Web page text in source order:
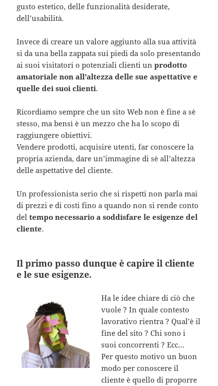
gusto estetico, delle funzionalità desiderate,
dell’usabilità.
Invece di creare un valore aggiunto alla sua attività
si da una bella zappata sui piedi da solo presentando
ai suoi visitatori o potenziali clienti unprodotto
amatoriale non all’altezza delle sue aspettative e
quelle dei suoi clienti.
Ricordiamo sempre che un sito Web non è fine a sè
stesso, ma bensì è un mezzo che ha lo scopo di
raggiungere obiettivi.
Vendere prodotti, acquisire utenti, far conoscere la
propria azienda, dare un’immagine di sè all’altezza
delle aspettative del cliente.
Un professionista serio che si rispetti non parla mai
di prezzi e di costi fino a quando non si rende conto
deltempo necessario a soddisfare le esigenze del
cliente.
Il primo passo dunque è capire il cliente
e le sue esigenze.
Ha le idee chiare di ciò che
vuole ? In quale contesto
lavorativo rientra ? Qual’è il
fine del sito ? Chi sono i
suoi concorrenti ? Ecc…
Per questo motivo un buon
modo per conoscere il
cliente è quello di proporre